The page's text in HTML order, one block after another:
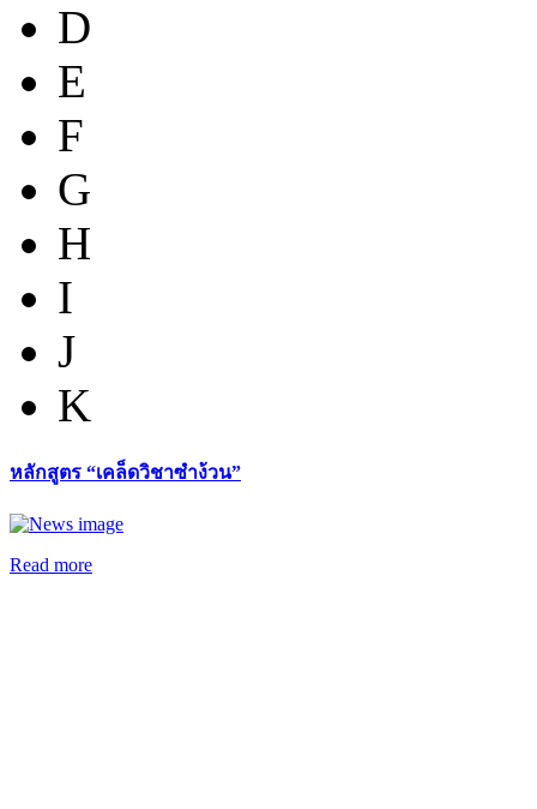
D
E
F
G
H
I
J
K
หลักสูตร “เคล็ดวิชาซำง้วน”
Read more